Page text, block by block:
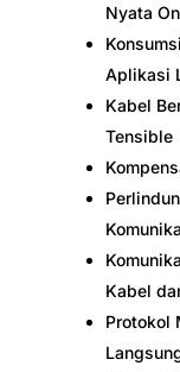
Nyata
Aplikasi
Kabel
Tensible
Kabel
Protokol